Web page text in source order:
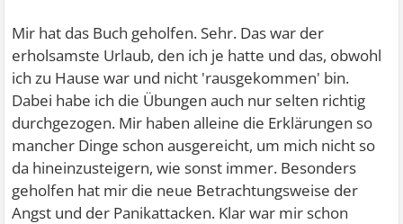
Mir hat das Buch geholfen. Sehr. Das war der
erholsamste Urlaub, den ich je hatte und das, obwohl
ich zu Hause war und nicht 'rausgekommen' bin.
Dabei habe ich die Übungen auch nur selten richtig
durchgezogen. Mir haben alleine die Erklärungen so
mancher Dinge schon ausgereicht, um mich nicht so
da hineinzusteigern, wie sonst immer. Besonders
geholfen hat mir die neue Betrachtungsweise der
Angst und der Panikattacken. Klar war mir schon